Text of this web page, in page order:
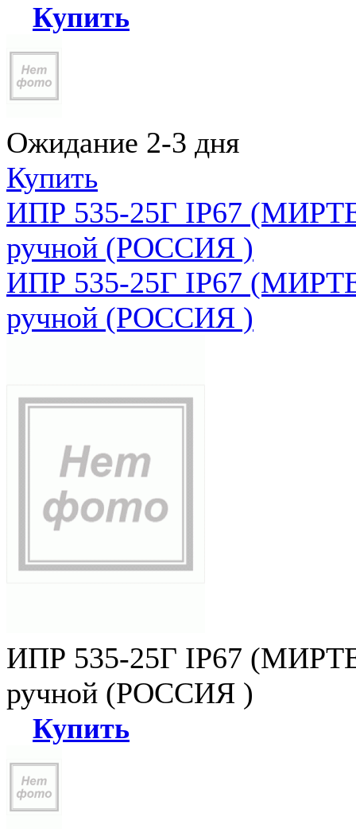
Купить
Ожидание 2-3 дня
Купить
ИПР 535-25Г IP67
ручной (РОССИЯ )
ИПР 535-25Г IP67
ручной (РОССИЯ )
ИПР 535-25Г IP67
ручной (РОССИЯ )
Купить